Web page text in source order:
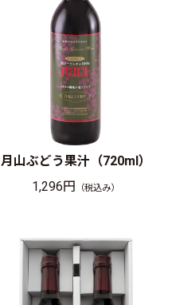
月山ぶどう果汁（720ml）
1,296円 （税込み）